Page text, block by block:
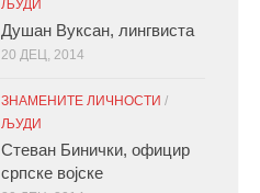
ЉУДИ
Душан Вуксан, лингвиста
20 ДЕЦ, 2014
ЗНАМЕНИТЕ ЛИЧНОСТИ /
ЉУДИ
Стеван Бинички, официр
српске војске